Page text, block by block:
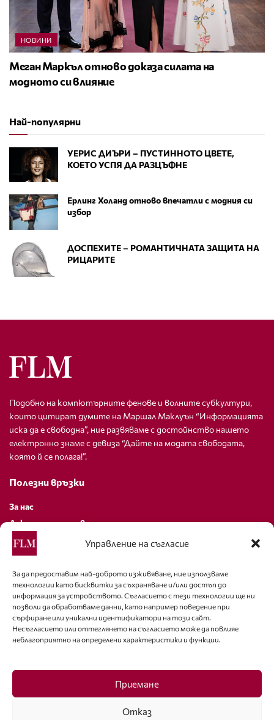
Управление на съгласие
За да предоставим най-доброто изживяване, ние използваме
технологии като бисквитки за съхраняване и/или достъп до
информация за устройството. Съгласието с тези технологии ще ни
позволи да обработваме данни, като например поведение при
сърфиране или уникални идентификатори на този сайт.
Несъгласието или оттеглянето на съгласието може да повлияе
неблагоприятно на определени характеристики и функции.
Приемане
Отказ
НОВИНИ
Меган Маркъл отново доказа силата на
модното си влияние
Най-популярни
УЕРИС ДИЪРИ – ПУСТИННОТО ЦВЕТЕ,
КОЕТО УСПЯ ДА РАЗЦЪФНЕ
Ерлинг Холанд отново впечатли с модния си
избор
ДОСПЕХИТЕ – РОМАНТИЧНАТА ЗАЩИТА НА
РИЦАРИТЕ
Подобно на компютърните фенове и волните субкултури,
които цитират думите на Маршал Маклуън “Информацията
иска да е свободна”, ние развяваме с достойнство нашето
електронно знаме с девиза “Дайте на модата свободата,
която й се полага!”.
Полезни връзки
За нас
Декларация за поверителност
Политика за бисквитки
За контакти
editor@fashion-lifestyle.net
+359 88 227 33 47
Последвайте ни
Facebook